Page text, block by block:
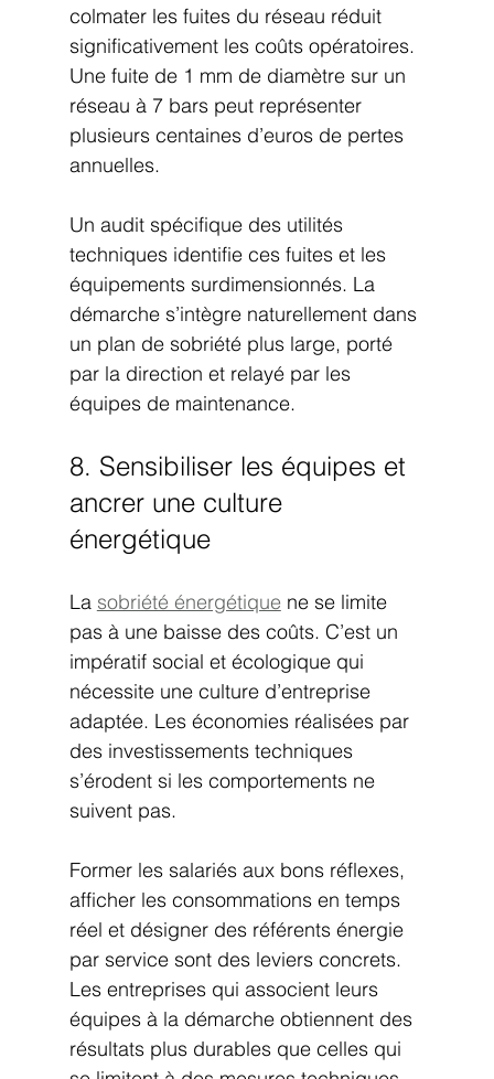
colmater les fuites du réseau réduit
significativement les coûts opératoires.
Une fuite de 1 mm de diamètre sur un
réseau à 7 bars peut représenter
plusieurs centaines d’euros de pertes
annuelles.
Un audit spécifique des utilités
techniques identifie ces fuites et les
équipements surdimensionnés. La
démarche s’intègre naturellement dans
un plan de sobriété plus large, porté
par la direction et relayé par les
équipes de maintenance.
8. Sensibiliser les équipes et
ancrer une culture
énergétique
La sobriété énergétique ne se limite
pas à une baisse des coûts. C’est un
impératif social et écologique qui
nécessite une culture d’entreprise
adaptée. Les économies réalisées par
des investissements techniques
s’érodent si les comportements ne
suivent pas.
Former les salariés aux bons réflexes,
afficher les consommations en temps
réel et désigner des référents énergie
par service sont des leviers concrets.
Les entreprises qui associent leurs
équipes à la démarche obtiennent des
résultats plus durables que celles qui